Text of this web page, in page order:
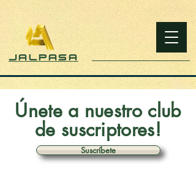
JALPASA
Únete a nuestro club
de suscriptores!
Suscríbete